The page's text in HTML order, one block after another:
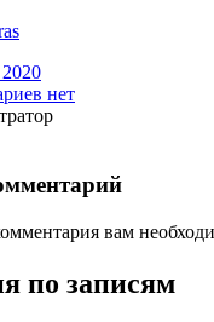
нет
вам
по записям